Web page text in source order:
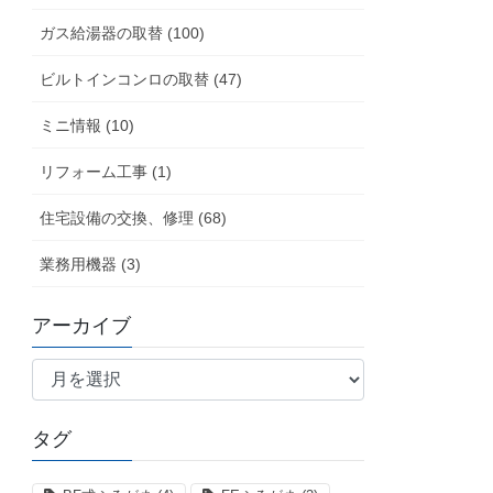
ガス給湯器の取替 (100)
ビルトインコンロの取替 (47)
ミニ情報 (10)
リフォーム工事 (1)
住宅設備の交換、修理 (68)
業務用機器 (3)
アーカイブ
ア
イ
ブ
タグ